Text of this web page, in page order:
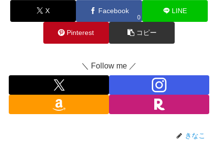
X Facebook
0
LINE
Pinterest コピー
＼ Follow me ／
きなこ